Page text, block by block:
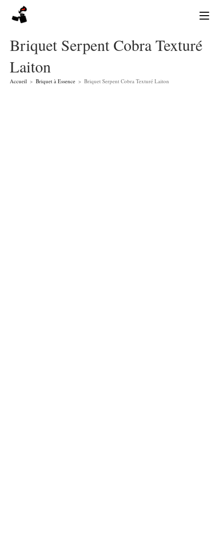
Briquet Serpent Cobra Texturé
Laiton
Accueil > Briquet à Essence > Briquet Serpent Cobra Texturé Laiton